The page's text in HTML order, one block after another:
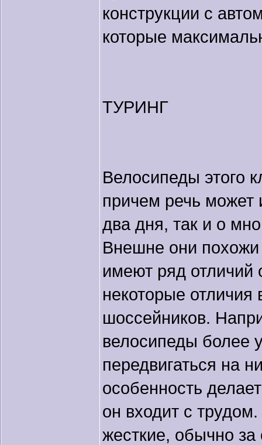
конструкции с
которые
ТУРИНГ
Велосипеды этого
причем речь может
два дня, так и о
Внешне они
имеют ряд отличий
некоторые отличия
шоссейников.
велосипеды более
передвигаться на
особенность
он входит с
жесткие, обычно